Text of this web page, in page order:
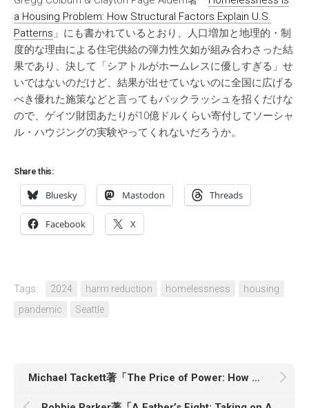
a Housing Problem: How Structural Factors Explain U.S.
Patterns 」にも書かれているとおり、人口増加と地理的・制
度的な理由による住宅供給の弾力性欠如が組み合わさった結
果であり、決して「シアトルがホームレスに優しすぎる」せ
いではないのだけど、結果が出せていないのに全国に広げる
べき優れた施策などと言ってもバックラッシュを招くだけな
ので、ゲイツ財団あたりが10億ドルくらい寄付してソーシャ
ル・ハウジングの実験やってくれないだろうか。
Share this:
Bluesky Mastodon Threads
Facebook X
Tags: 2024 harm reduction homelessness
housing
pandemic
Seattle
Michael Tackett著「The Price of Power: How Mitch McConnell Mastered the Senate, Changed America, and Lost His Party」